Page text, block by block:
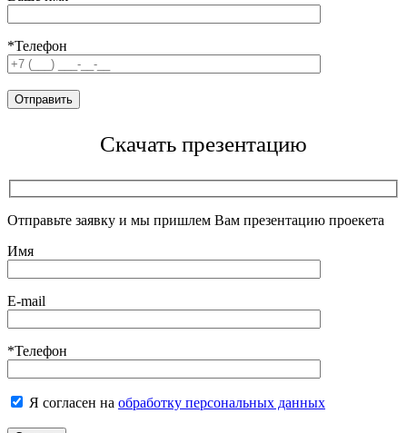
*Телефон
Скачать презентацию
Отправьте заявку и мы пришлем Вам презентацию проекета
Имя
E-mail
*Телефон
Я согласен на обработку персональных данных